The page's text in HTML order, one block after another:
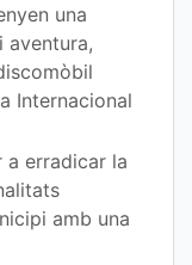
una
aventura,
Internacional
a erradicar la
amb una